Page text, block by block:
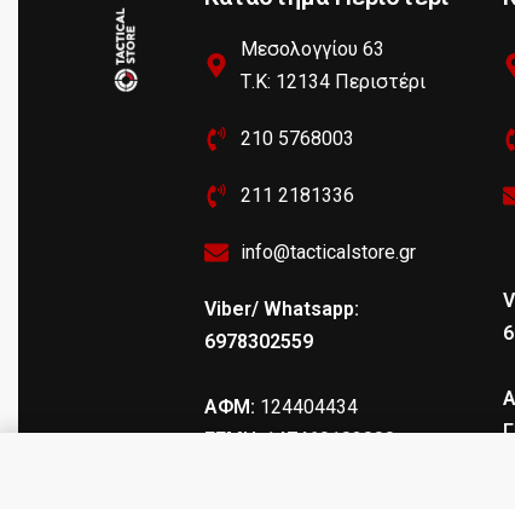
Μεσολογγίου 63
Τ.Κ: 12134 Περιστέρι
210 5768003
211 2181336
info@tacticalstore.gr
Viber/ Whatsapp:
6978302559
ΑΦΜ: 124404434
ΓΕΜΗ: 147469103000